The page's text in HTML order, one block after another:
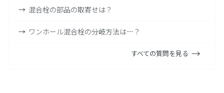
混合栓の部品の取寄せは？
ワンホール混合栓の分岐方法は…？
すべての質問を見る